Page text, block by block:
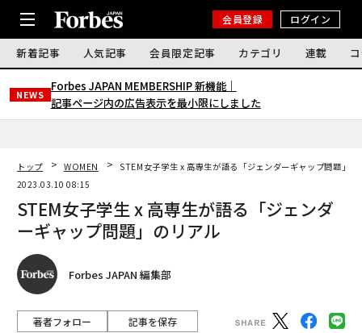
会員登録 ログイン
新着記事 人気記事 会員限定記事 カテゴリ 連載
NEWS
Forbes JAPAN MEMBERSHIP 新機能｜
記事ページ内の広告表示を最小限にしました
トップ WOMEN
STEM女子学生 x 高専生が語る「ジェンダーギャップ問題」の
2023.03.10 08:15
STEM女子学生 x 高専生が語る「ジェンダ
ーギャップ問題」のリアル
Forbes JAPAN 編集部
著者フォロー 記事を保存